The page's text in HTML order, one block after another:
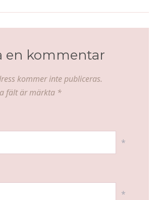
Vintage 2009
en kommentar
kommer inte publiceras.
fält är märkta *
*
*